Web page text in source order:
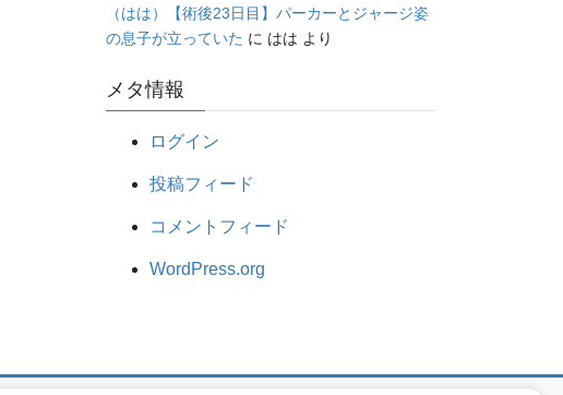
（はは）【術後23日目】パーカーとジャージ姿
の息子が立っていた に はは より
メタ情報
ログイン
投稿フィード
コメントフィード
WordPress.org